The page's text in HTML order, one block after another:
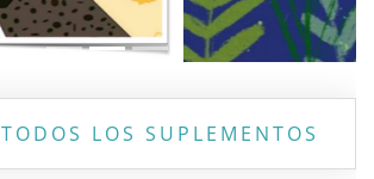
TODOS LOS SUPLEMENTOS